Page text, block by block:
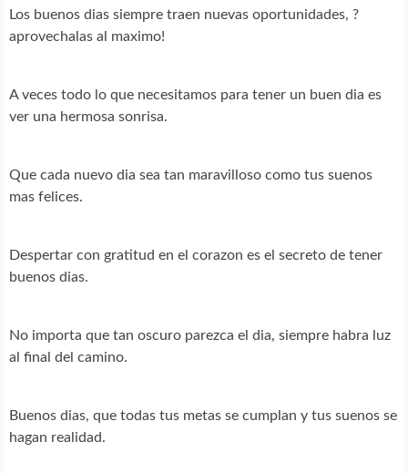
Los buenos dias siempre traen nuevas oportunidades, ?
aprovechalas al maximo!
A veces todo lo que necesitamos para tener un buen dia es
ver una hermosa sonrisa.
Que cada nuevo dia sea tan maravilloso como tus suenos
mas felices.
Despertar con gratitud en el corazon es el secreto de tener
buenos dias.
No importa que tan oscuro parezca el dia, siempre habra luz
al final del camino.
Buenos dias, que todas tus metas se cumplan y tus suenos se
hagan realidad.